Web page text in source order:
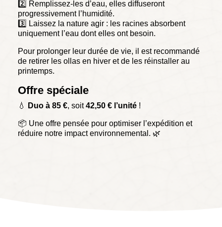
2️⃣ Remplissez-les d’eau, elles diffuseront
progressivement l’humidité.
3️⃣ Laissez la nature agir : les racines absorbent
uniquement l’eau dont elles ont besoin.
Pour prolonger leur durée de vie, il est recommandé
de retirer les ollas en hiver et de les réinstaller au
printemps.
Offre spéciale
💧 Duo à 85 €, soit42,50 € l’unité !
📦 Une offre pensée pour optimiser l’expédition et
réduire notre impact environnemental. 🌿